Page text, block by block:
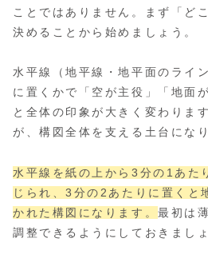
ことではありません。まず「ど
決めることから始めましょう。
水平線（地平線・地平面のライ
に置くかで「空が主役」「地面
と全体の印象が大きく変わりま
が、構図全体を支える土台にな
水平線を紙の上から3分の1あた
じられ、3分の2あたりに置くと
かれた構図になります。最初は
調整できるようにしておきましょ